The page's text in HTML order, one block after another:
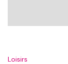
Loisirs